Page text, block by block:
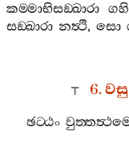
කම‍්මාභිසඞ‍්ඛාරා
සඞ‍්ඛාරා නත්‍ථි, සො
6.
ඡට‍්ඨං